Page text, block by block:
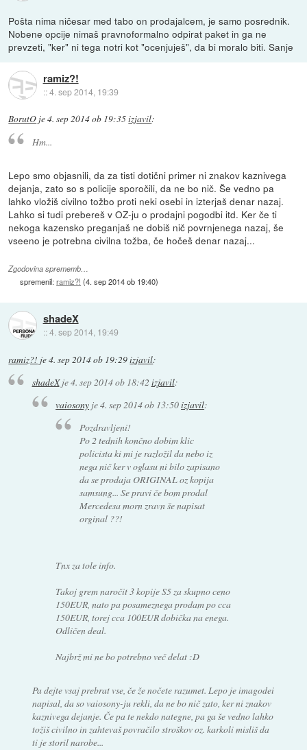
Pošta nima ničesar med tabo on prodajalcem, je samo posrednik.
Nobene opcije nimaš pravnoformalno odpirat paket in ga ne
prevzeti, "ker" ni tega notri kot "ocenjuješ", da bi moralo biti. Sanje
ramiz?!
::4. sep 2014, 19:39
BorutO je4. sep 2014 ob 19:35izjavil:
Hm...
Lepo smo objasnili, da za tisti dotični primer ni znakov kaznivega
dejanja, zato so s policije sporočili, da ne bo nič. Še vedno pa
lahko vložiš civilno tožbo proti neki osebi in izterjaš denar nazaj.
Lahko si tudi prebereš v OZ-ju o prodajni pogodbi itd. Ker če ti
nekoga kazensko preganjaš ne dobiš nič povrnjenega nazaj, še
vseeno je potrebna civilna tožba, če hočeš denar nazaj...
Zgodovina sprememb…
spremenil:ramiz?! (4. sep 2014 ob 19:40)
shadeX
::4. sep 2014, 19:49
ramiz?! je4. sep 2014 ob 19:29izjavil:
shadeXje4. sep 2014 ob 18:42 izjavil:
vaiosony je4. sep 2014 ob 13:50izjavil:
Pozdravljeni!
Po 2 tednih končno dobim klic
policista ki mi je razložil da nebo iz
nega nič ker v oglasu ni bilo zapisano
da se prodaja ORIGINAL oz kopija
samsung... Se pravi če bom prodal
Mercedesa morn zravn še napisat
orginal ??!
Tnx za tole info.
Takoj grem naročit 3 kopije S5 za skupno ceno
150EUR, nato pa posameznega prodam po cca
150EUR, torej cca 100EUR dobička na enega.
Odličen deal.
Najbrž mi ne bo potrebno več delat :D
Pa dejte vsaj prebrat vse, če že nočete razumet. Lepo je imagodei
napisal, da so vaiosony-ju rekli, da ne bo nič zato, ker ni znakov
kaznivega dejanje. Če pa te nekdo nategne, pa ga še vedno lahko
tožiš civilno in zahtevaš povračilo stroškov oz. karkoli misliš da
ti je storil narobe...